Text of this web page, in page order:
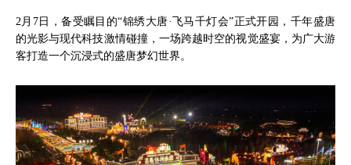
2月7日，备受瞩目的“锦绣大唐·飞马千灯会”正式开园，千年盛唐
的光影与现代科技激情碰撞，一场跨越时空的视觉盛宴，为广大游
客打造一个沉浸式的盛唐梦幻世界。